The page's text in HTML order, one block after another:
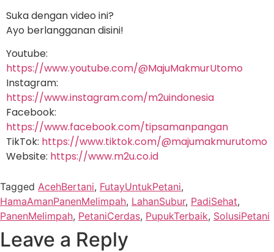
Suka dengan video ini?
Ayo berlangganan disini!
Youtube:
https://www.youtube.com/@MajuMakmurUtomo
Instagram:
https://www.instagram.com/m2uindonesia
Facebook:
https://www.facebook.com/tipsamanpangan
TikTok: https://www.tiktok.com/@majumakmurutomo
Website: https://www.m2u.co.id
Tagged AcehBertani, FutayUntukPetani,
HamaAmanPanenMelimpah, LahanSubur, PadiSehat,
PanenMelimpah, PetaniCerdas, PupukTerbaik, SolusiPetani
Leave a Reply